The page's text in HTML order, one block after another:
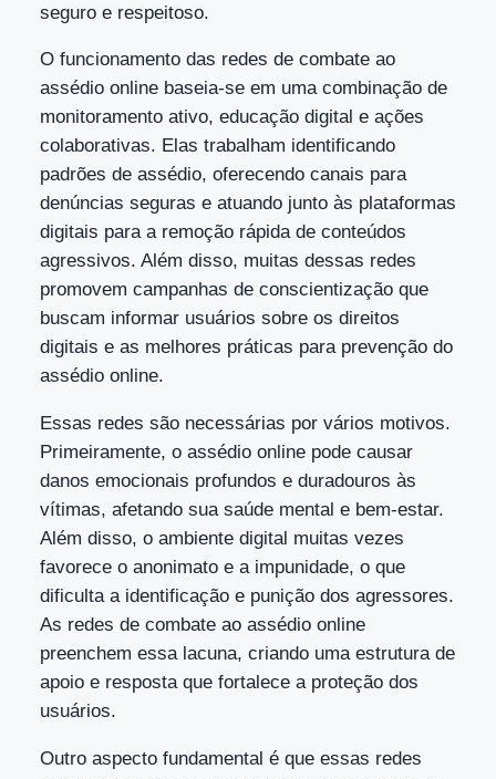
seguro e respeitoso.
O funcionamento das redes de combate ao
assédio online baseia-se em uma combinação de
monitoramento ativo, educação digital e ações
colaborativas. Elas trabalham identificando
padrões de assédio, oferecendo canais para
denúncias seguras e atuando junto às plataformas
digitais para a remoção rápida de conteúdos
agressivos. Além disso, muitas dessas redes
promovem campanhas de conscientização que
buscam informar usuários sobre os direitos
digitais e as melhores práticas para prevenção do
assédio online.
Essas redes são necessárias por vários motivos.
Primeiramente, o assédio online pode causar
danos emocionais profundos e duradouros às
vítimas, afetando sua saúde mental e bem-estar.
Além disso, o ambiente digital muitas vezes
favorece o anonimato e a impunidade, o que
dificulta a identificação e punição dos agressores.
As redes de combate ao assédio online
preenchem essa lacuna, criando uma estrutura de
apoio e resposta que fortalece a proteção dos
usuários.
Outro aspecto fundamental é que essas redes